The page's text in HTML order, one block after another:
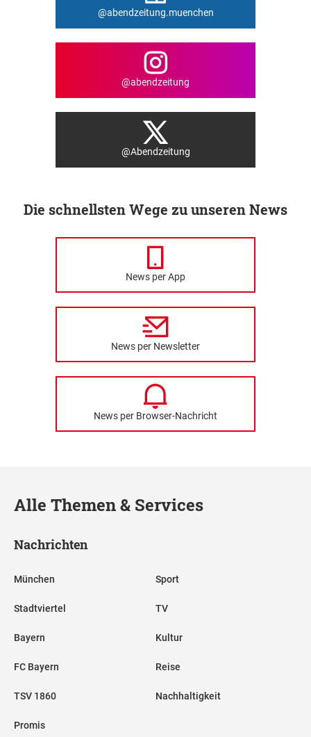
@abendzeitung.muenchen
@abendzeitung
@Abendzeitung
Die schnellsten Wege zu unseren News
News per App
News per Newsletter
News per Browser-Nachricht
Alle Themen & Services
Nachrichten
München
Stadtviertel
Bayern
FC Bayern
TSV 1860
Promis
Sport
TV
Kultur
Reise
Nachhaltigkeit